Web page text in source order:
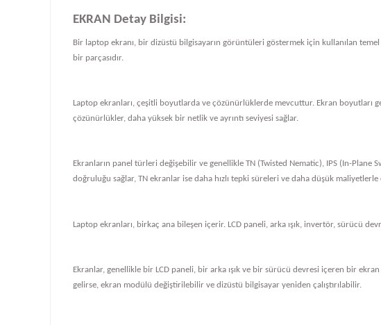
EKRAN Detay Bilgisi:
Bir laptop ekranı, bir dizüstü bilgisayarın görüntüleri göstermek için kullanılan
bir parçasıdır.
Laptop ekranları, çeşitli boyutlarda ve çözünürlüklerde mevcuttur. Ekran boyutları
çözünürlükler, daha yüksek bir netlik ve ayrıntı seviyesi sağlar.
Ekranların panel türleri değişebilir ve genellikle TN (Twisted Nematic), IPS (In-Plane
doğruluğu sağlar, TN ekranlar ise daha hızlı tepki süreleri ve daha düşük maliyetlerle
Laptop ekranları, birkaç ana bileşen içerir. LCD paneli, arka ışık, invertör, sürücü
Ekranlar, genellikle bir LCD paneli, bir arka ışık ve bir sürücü devresi içeren bir
gelirse, ekran modülü değiştirilebilir ve dizüstü bilgisayar yeniden çalıştırılabilir.